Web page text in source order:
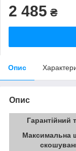
2 485 ₴
Опис
Опис
Гарантійний
Максимальна